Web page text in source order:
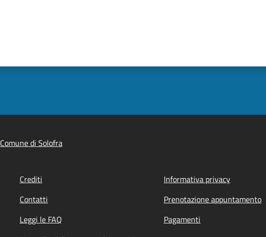
Comune di Solofra
Crediti Informativa privacy
Contatti Prenotazione appuntamento
Leggi le FAQ Pagamenti